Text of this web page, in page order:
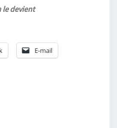
le devient
E-mail